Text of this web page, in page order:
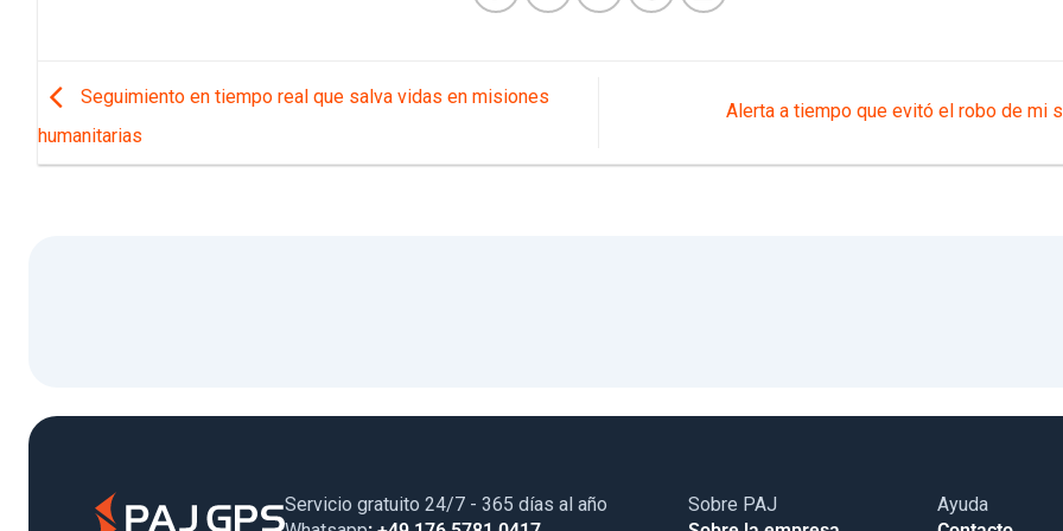
Seguimiento en tiempo real que salva vidas en misiones
humanitarias
Alerta a tiempo que evitó el robo de mi
Servicio gratuito 24/7 - 365 días al año
Sobre PAJ
Ayuda